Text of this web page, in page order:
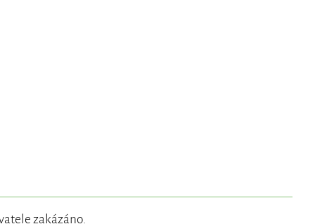
zakázáno.